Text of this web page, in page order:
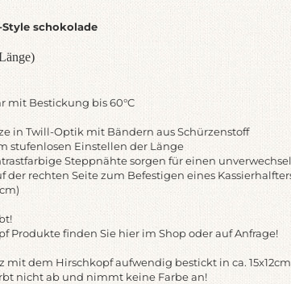
Style schokolade
mit Bestickung bis 60°C
in Twill-Optik mit Bändern aus Schürzenstoff
stufenlosen Einstellen der Länge
Steppnähte sorgen für einen
der rechten Seite zum Befestigen eines
Produkte finden Sie hier im Shop oder auf Anfrage!
mit dem Hirschkopf aufwendig bestickt in ca. 15x12cm
nicht ab und nimmt keine Farbe an!